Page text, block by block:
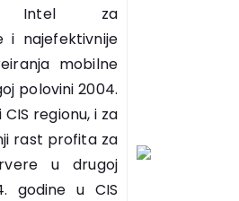
Intel za
i najefektivnije
mobilne
polovini 2004.
CIS regionu, i za
rast profita za
u drugoj
godine u CIS